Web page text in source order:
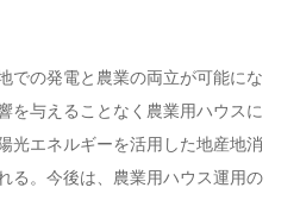
での発電と農業の両立が可能にな
を与えることなく農業用ハウスに
光エネルギーを活用した地産地消
る。今後は、農業用ハウス運用の